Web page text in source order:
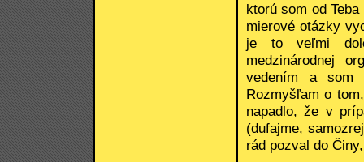
ktorú som od
mierové otázky
je to veľmi
medzinárodnej
vedením a som
Rozmyšľam o
napadlo, že v
(dufajme,
rád pozval do